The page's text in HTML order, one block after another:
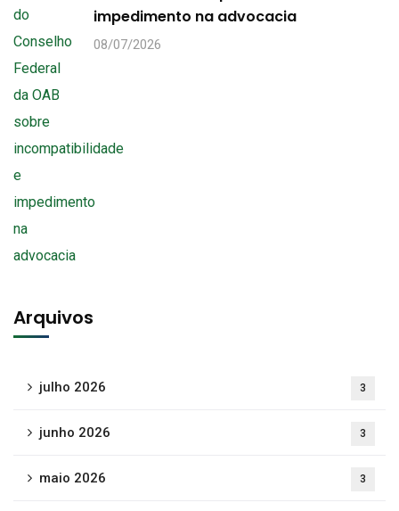
impedimento na advocacia
08/07/2026
Arquivos
julho 2026 3
junho 2026 3
maio 2026 3